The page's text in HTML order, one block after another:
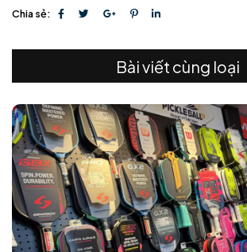
Chia sẻ:
Bài viết cùng loại